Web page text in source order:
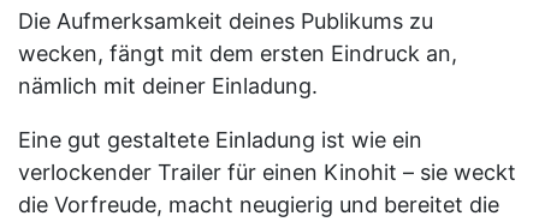
Die Aufmerksamkeit deines Publikums zu
wecken, fängt mit dem ersten Eindruck an,
nämlich mit deiner Einladung.
Eine gut gestaltete Einladung ist wie ein
verlockender Trailer für einen Kinohit – sie weckt
die Vorfreude, macht neugierig und bereitet die